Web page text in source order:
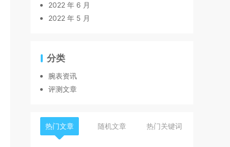
2022 年 6 月
2022 年 5 月
分类
腕表资讯
评测文章
热门文章 随机文章 热门关键词